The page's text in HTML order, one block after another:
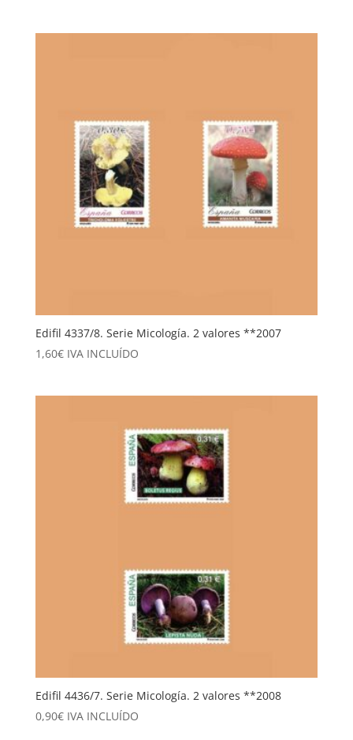
Edifil 4337/8. Serie Micología. 2 valores **2007
1,60€ IVA INCLUÍDO
Edifil 4436/7. Serie Micología. 2 valores **2008
0,90€ IVA INCLUÍDO